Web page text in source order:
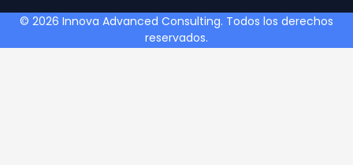
© 2026 Innova Advanced Consulting. Todos los derechos
reservados.